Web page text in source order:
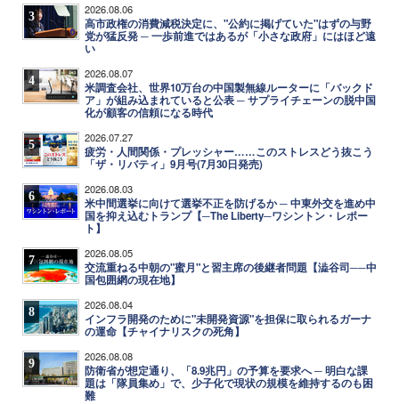
3 2026.08.06
高市政権の消費減税決定に、"公約に掲げていた"はずの与野
党が猛反発 ─ 一歩前進ではあるが「小さな政府」にはほど遠
い
4 2026.08.07
米調査会社、世界10万台の中国製無線ルーターに「バックド
ア」が組み込まれていると公表 ─ サプライチェーンの脱中国
化が顧客の信頼になる時代
5 2026.07.27
疲労・人間関係・プレッシャー……このストレスどう抜こう
「ザ・リバティ」9月号(7月30日発売)
6 2026.08.03
米中間選挙に向けて選挙不正を防げるか ─ 中東外交を進め中
国を抑え込むトランプ【─The Liberty─ワシントン・レポー
ト】
7 2026.08.05
交流重ねる中朝の"蜜月"と習主席の後継者問題【澁谷司──中
国包囲網の現在地】
8 2026.08.04
インフラ開発のために"未開発資源"を担保に取られるガーナ
の運命【チャイナリスクの死角】
9 2026.08.08
防衛省が想定通り、「8.9兆円」の予算を要求へ ─ 明白な課
題は「隊員集め」で、少子化で現状の規模を維持するのも困
難